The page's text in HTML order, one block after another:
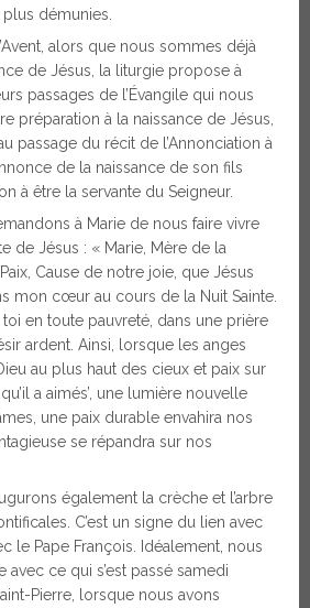
démunies.
alors que nous sommes déjà
de Jésus, la liturgie propose à
passages de l’Évangile qui nous
préparation à la naissance de Jésus,
passage du récit de l’Annonciation à
de la naissance de son fils
à être la servante du Seigneur.
à Marie de nous faire vivre
de Jésus : « Marie, Mère de la
Cause de notre joie, que Jésus
mon cœur au cours de la Nuit Sainte.
en toute pauvreté, dans une prière
ardent. Ainsi, lorsque les anges
au plus haut des cieux et paix sur
a aimés’, une lumière nouvelle
une paix durable envahira nos
se répandra sur nos
également la crèche et l’arbre
C’est un signe du lien avec
le Pape François. Idéalement, nous
ce qui s’est passé samedi
Pierre, lorsque nous avons